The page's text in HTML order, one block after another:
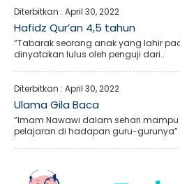
Diterbitkan : April 30, 2022
Hafidz Qur’an 4,5 tahun
“Tabarak seorang anak yang lahir
dinyatakan lulus oleh penguji dari..
Diterbitkan : April 30, 2022
Ulama Gila Baca
“Imam Nawawi dalam sehari mampu
pelajaran di hadapan guru-gurunya”